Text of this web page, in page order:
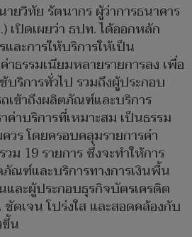
ยวิทัย รัตนากร ผู้ว่าการธนาคาร
เปิดเผยว่า ธปท. ได้ออกหลัก
ละการให้บริการให้เป็น
ธรรมเนียมหลายรายการลง เพื่อ
บริการทั่วไป รวมถึงผู้ประกอบ
เข้าถึงผลิตภัณฑ์และบริการ
ค่าบริการที่เหมาะสม เป็นธรรม
วร โดยครอบคลุมรายการค่า
ม 19 รายการ ซึ่งจะทำให้การ
ภัณฑ์และบริการทางการเงินพื้น
และผู้ประกอบธุรกิจบัตรเครดิต
ดเจน โปร่งใส และสอดคล้องกับ
น